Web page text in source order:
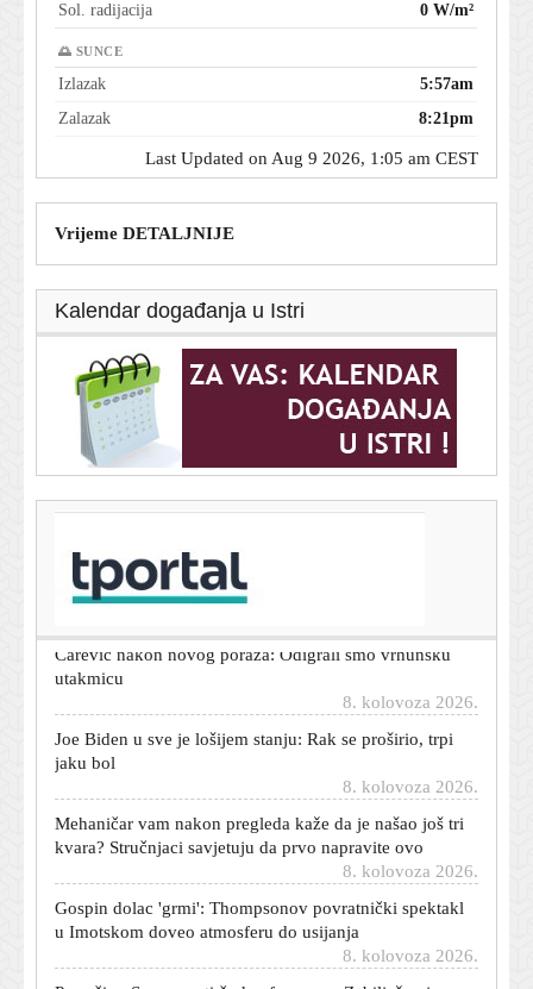
Sol. radijacija
0 W/m²
🌅 SUNCE
Izlazak
5:57am
Zalazak
8:21pm
Last Updated on Aug 9 2026, 1:05 am CEST
Vrijeme DETALJNIJE
Kalendar događanja u Istri
T-portal.hr
zvijezde danas donose
utakmicu
Joe Biden u sve je lošijem stanju: Rak se proširio, trpi
jaku bol
Mehaničar vam nakon pregleda kaže da je našao još tri
kvara? Stručnjaci savjetuju da prvo napravite ovo
8. kolovoza 2026.
Gospin dolac 'grmi': Thompsonov povratnički spektakl
u Imotskom doveo atmosferu do usijanja
8. kolovoza 2026.
Pomrčinu Sunca prati čudan fenomen: Zabilježen je